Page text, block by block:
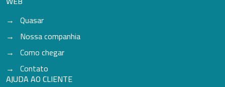
Quasar
Nossa companhia
Como chegar
Contato
AJUDA AO CLIENTE